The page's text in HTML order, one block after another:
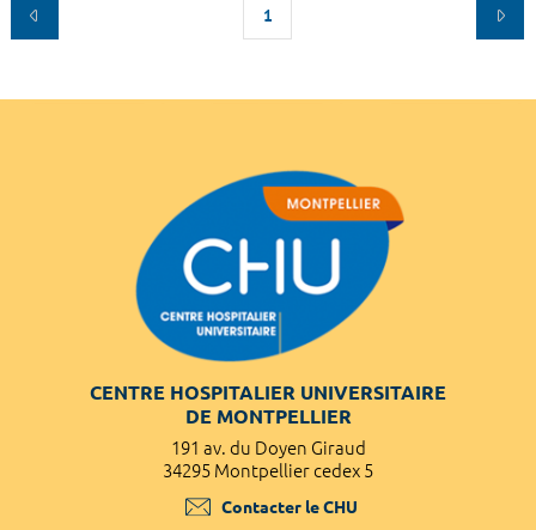
1
CENTRE HOSPITALIER UNIVERSITAIRE
DE MONTPELLIER
191 av. du Doyen Giraud
34295 Montpellier cedex 5
Contacter le CHU